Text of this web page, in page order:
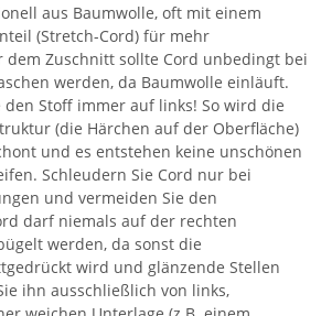
aus Baumwolle, oft mit einem
(Stretch-Cord) für mehr
dem Zuschnitt sollte Cord unbedingt bei
werden, da Baumwolle einläuft.
den Stoff immer auf links! So wird die
(die Härchen auf der Oberfläche)
und es entstehen keine unschönen
Schleudern Sie Cord nur bei
und vermeiden Sie den
darf niemals auf der rechten
werden, da sonst die
wird und glänzende Stellen
ihn ausschließlich von links,